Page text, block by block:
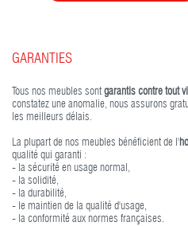
GARANTIES
Tous nos meubles sontgarantis contre tout
constatez une anomalie, nous assurons
les meilleurs délais.
La plupart de nos meubles bénéficient de l'
qualité qui garanti :
- la sécurité en usage normal,
- la solidité,
- la durabilité,
- le maintien de la qualité d'usage,
- la conformité aux normes françaises.